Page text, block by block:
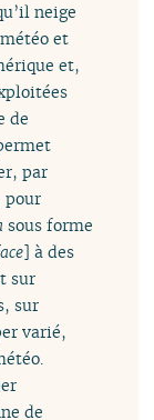
neige
et
et,
de
par
pour
sous forme
] à des
sur
sur
varié,
de